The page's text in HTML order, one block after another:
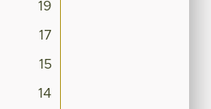
19
17
15
14